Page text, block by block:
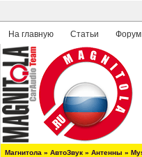
На главную Статьи Форум
Магнитола » АвтоЗвук » Антенны »